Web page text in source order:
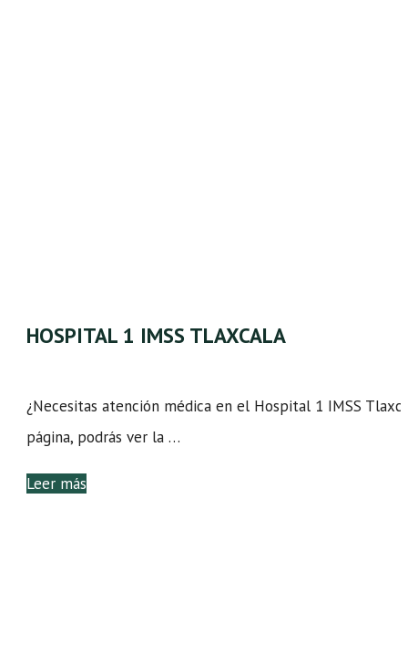
HOSPITAL 1 IMSS TLAXCALA
¿Necesitas atención médica en el Hospital 1 IMSS
página, podrás ver la …
Leer más